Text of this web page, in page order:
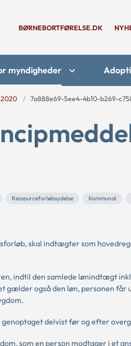
BØRNEBORTFØRELSE.DK
myndigheder
2020 7a888e69-5ee4-4b10-b269-
Ressourceforløbsydelse Kommunal
skal indtægter som
indtil den samlede lønindtægt
også den løn, personen får
delvist før og efter
som en person modtager i et